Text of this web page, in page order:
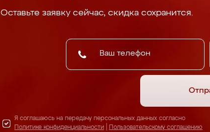
Оставьте заявку сейчас, скидка сохранится.
Я соглашаюсь на передачу персональных данных согласно
Политике конфиденциальности
Пользовательскому соглашению